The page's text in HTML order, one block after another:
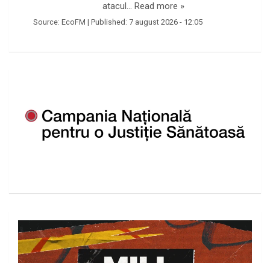
atacul… Read more »
Source: EcoFM | Published: 7 august 2026 - 12:05